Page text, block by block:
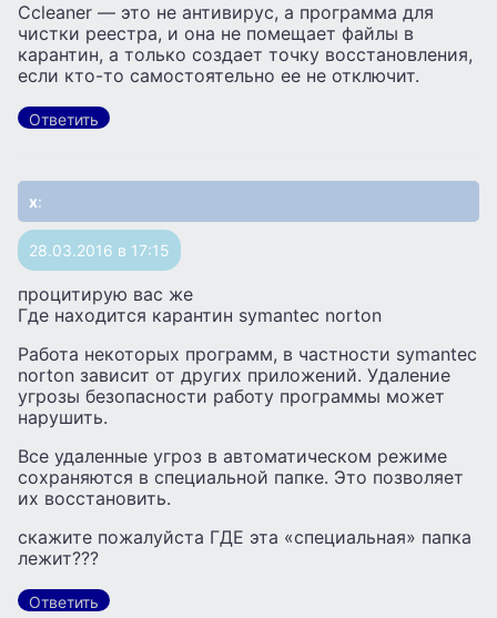
Ccleaner — это не антивирус, а программа для
чистки реестра, и она не помещает файлы в
карантин, а только создает точку восстановления,
если кто-то самостоятельно ее не отключит.
Ответить
x:
28.03.2016 в 17:15
процитирую вас же
Где находится карантин symantec norton
Работа некоторых программ, в частности symantec
norton зависит от других приложений. Удаление
угрозы безопасности работу программы может
нарушить.
Все удаленные угроз в автоматическом режиме
сохраняются в специальной папке. Это позволяет
их восстановить.
скажите пожалуйста ГДЕ эта «специальная» папка
лежит???
Ответить